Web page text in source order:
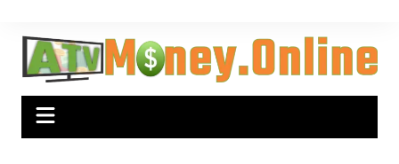
para
conteúdo